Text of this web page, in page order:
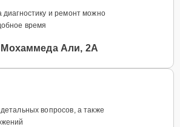
диагностику и ремонт можно
время
Мохаммеда Али, 2А
вопросов, а также